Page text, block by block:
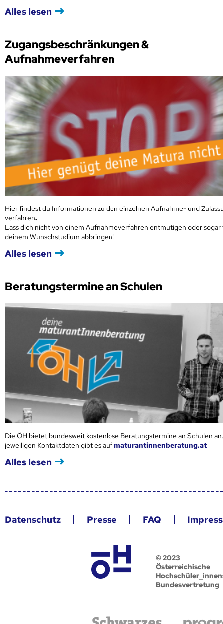
Alles lesen
Zugangsbeschränkungen &
Aufnahmeverfahren
Hier findest du Informationen zu den einzelnen Aufnahme- und
verfahren.
Lass dich nicht von einem Aufnahmeverfahren entmutigen oder sogar
deinem Wunschstudium abbringen!
Alles lesen
Beratungstermine an Schulen
Die ÖH bietet bundesweit kostenlose Beratungstermine an Schulen
jeweiligen Kontaktdaten gibt es aufmaturantinnenberatung.at
Alles lesen
Datenschutz Presse FAQ
© 2023
Österreichische
Bundesvertretung